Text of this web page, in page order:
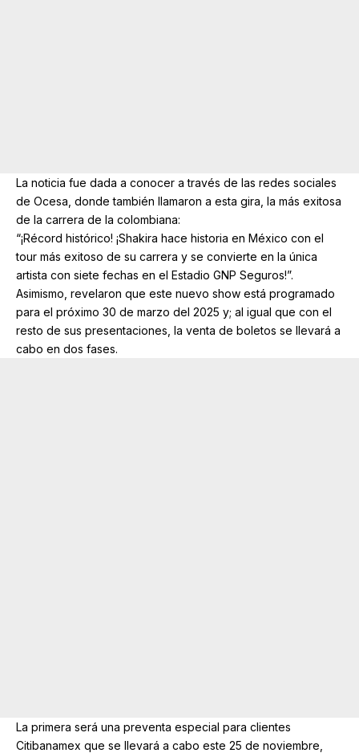
La noticia fue dada a conocer a través de las redes sociales
de Ocesa, donde también llamaron a esta gira, la más exitosa
de la carrera de la colombiana:
“¡Récord histórico! ¡Shakira hace historia en México con el
tour más exitoso de su carrera y se convierte en la única
artista con siete fechas en el Estadio GNP Seguros!”.
Asimismo, revelaron que este nuevo show está programado
para el próximo 30 de marzo del 2025 y; al igual que con el
resto de sus presentaciones, la venta de boletos se llevará a
cabo en dos fases.
La primera será una preventa especial para clientes
Citibanamex que se llevará a cabo este 25 de noviembre,